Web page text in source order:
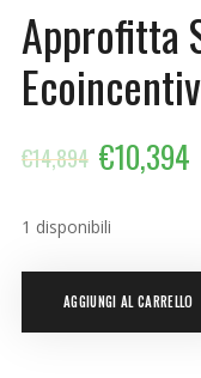
Approfitta
€14,894 €10,394
1 disponibili
AGGIUNGI AL CARRELLO